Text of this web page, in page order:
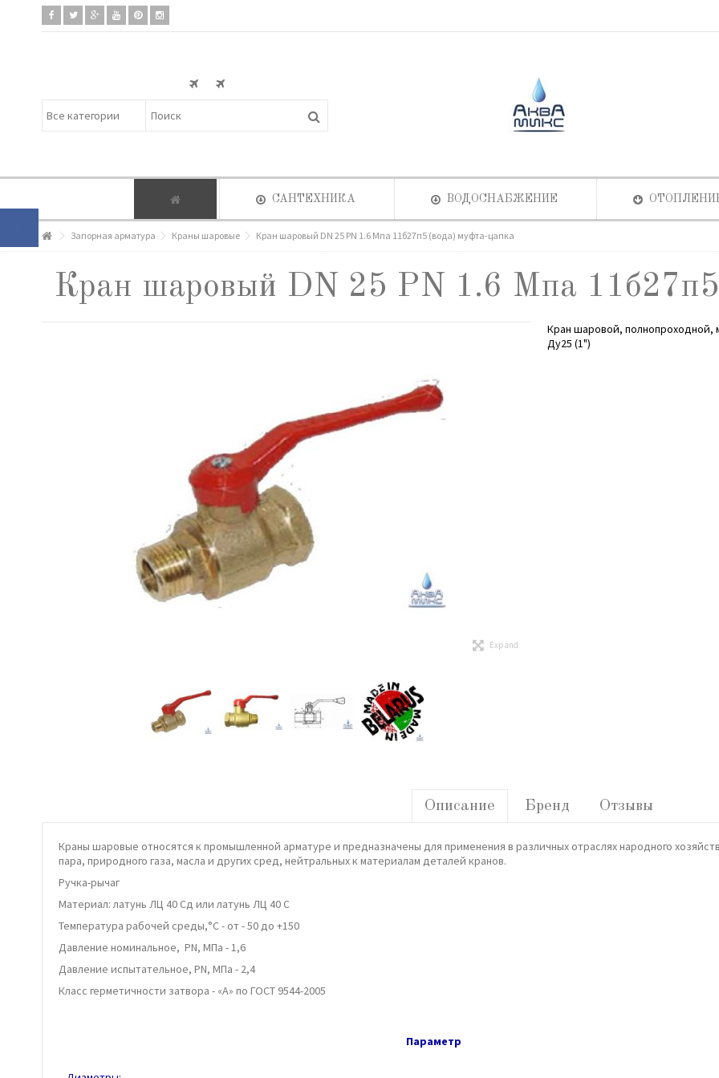
САНТЕХНИКА ВОДОСНАБЖЕНИЕ
Запорная арматура Краны шаровые Кран шаровый DN 25 PN 1.6 Мпа 11б27п5 (вода) муфта-цапка
Кран шаровый DN 25 PN 1.6 Мпа
Expand
Кран шаровой, полнопроходной,
Ду25 (1")
Описание Бренд Отзывы
Краны шаровые относятся к промышленной арматуре и предназначены для применения в различных отраслях народного
пара, природного газа, масла и других сред, нейтральных к материалам деталей кранов.
Ручка-рычаг
Материал: латунь ЛЦ 40 Сд или латунь ЛЦ 40 С
Температура рабочей среды,°С - от - 50 до +150
Давление номинальное, PN, МПа - 1,6
Давление испытательное, PN, МПа - 2,4
Класс герметичности затвора - «А» по ГОСТ 9544-2005
Параметр